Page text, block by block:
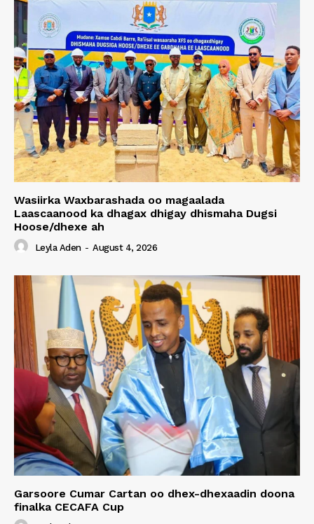
Wasiirka Waxbarashada oo magaalada
Laascaanood ka dhagax dhigay dhismaha Dugsi
Hoose/dhexe ah
Leyla Aden - August 4, 2026
Garsoore Cumar Cartan oo dhex-dhexaadin doona
finalka CECAFA Cup